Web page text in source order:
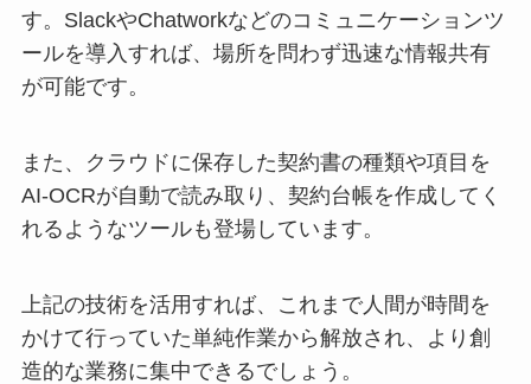
す。SlackやChatworkなどのコミュニケーションツ
ールを導入すれば、場所を問わず迅速な情報共有
が可能です。
また、クラウドに保存した契約書の種類や項目を
AI-OCRが自動で読み取り、契約台帳を作成してく
れるようなツールも登場しています。
上記の技術を活用すれば、これまで人間が時間を
かけて行っていた単純作業から解放され、より創
造的な業務に集中できるでしょう。